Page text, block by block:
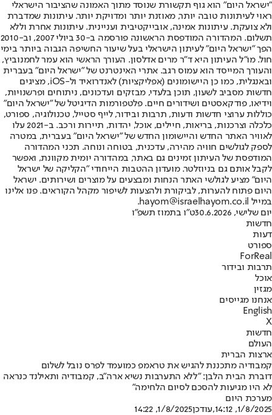
"ישראל היום" הוא גוף תקשורת שנוסד מתוך האמונה שהציבור הישראלי
ראוי לעיתונות טובה יותר, מאוזנת יותר ומדויקת יותר. עיתונות שמדברת
ולא צועקת. עיתונות אמינה, אובייקטיבית ועניינית. עיתונות אחרת וללא
תשלום. המהדורה המודפסת הראשונה פורסמה ב-30 ביולי 2007, וב-2010
הפך "ישראל היום" לעיתון הישראלי בעל שיעור החשיפה הגבוה ביותר בימי
חול. מו"ל העיתון היא ד"ר מרים אדלסון. העורך הראשי הוא עמר לחמנוביץ,
והעורך המייסד הוא עמוס רגב. אתרי האינטרנט של "ישראל היום" בעברית
ובאנגלית, כמו כן היישומונים (אפליקציות) לאנדרואיד ול-iOS, מציגים
חדשות מסביב לשעון, תוכן בלעדי, מבזקים ועדכונים, ניתוחים ופרשנויות,
וידיאו, פודקאסטים ושידורים חיים. פלטפורמות הדיגיטל של "ישראל היום"
כוללות ערוצי חדשות ודעות, תרבות ובידור, לייף סטייל, טכנולוגיה, ספורט,
כלכלה וצרכנות, בריאות, חיילים, אוכל, יהדות, תיירות ורכב. ב-2021 עלו
לאוויר האתר החדש והיישומון החדש של "ישראל היום" בעברית, במטרה
לספק לגולשים חוויה מהירה, עדכנית, בטוחה ונוחה. תכני המהדורה
המודפסת של העיתון זמינים גם באתר, במהדורה יומית מקוונת, ואפשר
לקבל אותם גם בניוזלטר. מועדון ההטבות הייחודי "הקליקה של ישראל
היום" מציע לגולשי האתר הנחות ומבצעים על מוצרים ושירותים. ישראל
היום פתוח להערות, לביקורת ולהצעות לשיפור מקהל הקוראים. פנו אלינו
במייל hayom@israelhayom.co.il.
יום שלישי, 30.6.2026
ט"ו בתמוז תשפ"ו
חדשות
דעות
ספורט
ForReal
תרבות ובידור
אוכל
מגזין
אנחנו מגייסים
English
X
חדשות
העולם
ארצות הברית
קמבודיה מתכננת להגיש את טראמפ כמועמד לפרס נובל לשלום
דוברת הבית הלבן: "ללא התערבות נשיא ארה"ב, קמבודיה ותאילנד כנראה
לא היו מגיעות להסכם לסיום הלחימה"
מערכת היום
1/8/2025, 14:12
,עודכן1/8/2025, 14:22